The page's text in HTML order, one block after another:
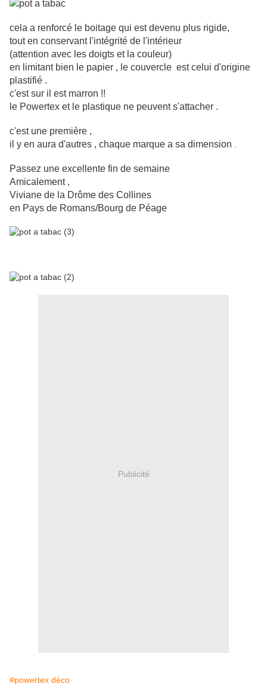
cela a renforcé le boitage qui est devenu plus rigide,
tout en conservant l'intégrité de l'intérieur
(attention avec les doigts et la couleur)
en limitant bien le papier , le couvercle est celui d'origine
plastifié .
c'est sur il est marron !!
le Powertex et le plastique ne peuvent s'attacher .
c'est une première ,
il y en aura d'autres , chaque marque a sa dimension
Passez une excellente fin de semaine
Amicalement ,
Viviane de la Drôme des Collines
en Pays de Romans/Bourg de Péage
Publicité
#powertex déco